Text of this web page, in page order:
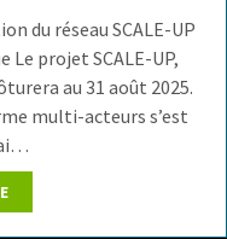
du réseau SCALE-UP
Le projet SCALE-UP,
au 31 août 2025.
multi-acteurs s’est